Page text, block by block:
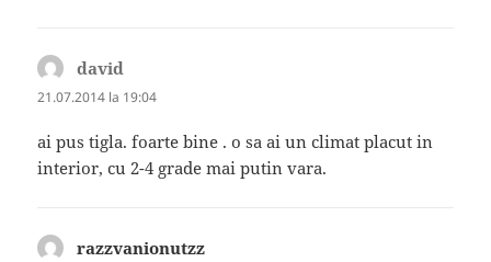
david
21.07.2014 la 19:04
ai pus tigla. foarte bine . o sa ai un climat placut in
interior, cu 2-4 grade mai putin vara.
razzvanionutzz